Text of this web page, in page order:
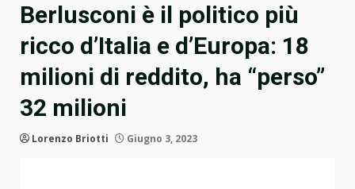
Berlusconi è il politico più
ricco d’Italia e d’Europa: 18
milioni di reddito, ha “perso”
32 milioni
Lorenzo Briotti Giugno 3, 2023